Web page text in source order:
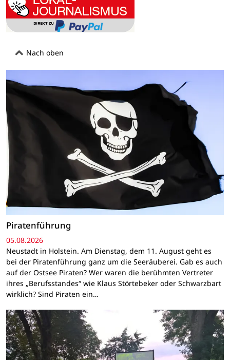
Nach oben
Piratenführung
05.08.2026
Neustadt in Holstein. Am Dienstag, dem 11. August geht es
bei der Piratenführung ganz um die Seeräuberei. Gab es auch
auf der Ostsee Piraten? Wer waren die berühmten Vertreter
ihres „Berufsstandes“ wie Klaus Störtebeker oder Schwarzbart
wirklich? Sind Piraten ein…